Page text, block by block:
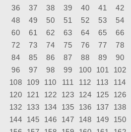
36
37 38 39 40 41 42
48
49 50 51 52 53 54
60
61 62 63 64 65 66
72
73 74 75 76 77 78
84
85 86 87 88 89 90
96
97 98 99 100 101 102
108
109 110 111 112 113 114
120
121 122 123 124 125 126
132
133 134 135 136 137 138
144
145 146 147 148 149 150